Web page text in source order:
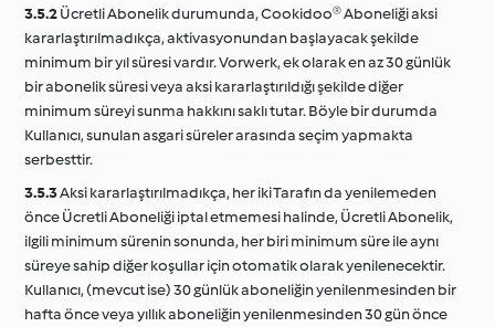
3.5.2Ücretli Abonelik durumunda, Cookidoo® Aboneliği aksi
kararlaştırılmadıkça, aktivasyonundan başlayacak şekilde
minimum bir yıl süresi vardır. Vorwerk, ek olarak en az 30 günlük
bir abonelik süresi veya aksi kararlaştırıldığı şekilde diğer
minimum süreyi sunma hakkını saklı tutar. Böyle bir durumda
Kullanıcı, sunulan asgari süreler arasında seçim yapmakta
serbesttir.
3.5.3Aksi kararlaştırılmadıkça, her iki Tarafın da yenilemeden
önce Ücretli Aboneliği iptal etmemesi halinde, Ücretli Abonelik,
ilgili minimum sürenin sonunda, her biri minimum süre ile aynı
süreye sahip diğer koşullar için otomatik olarak yenilenecektir.
Kullanıcı, (mevcut ise) 30 günlük aboneliğin yenilenmesinden bir
hafta önce veya yıllık aboneliğin yenilenmesinden 30 gün önce